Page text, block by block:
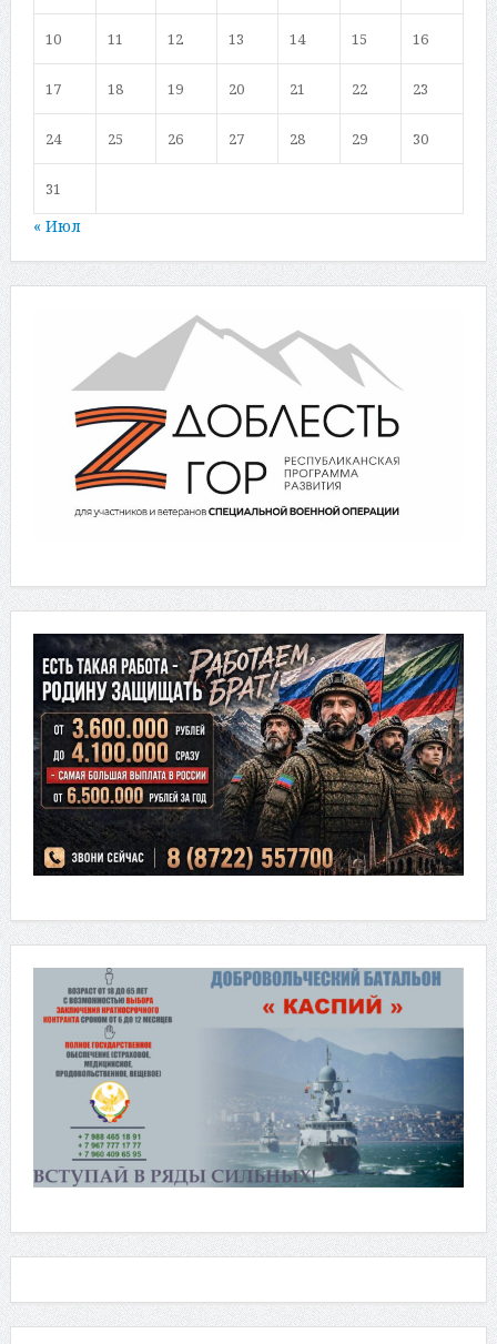
10 11 12 13 14 15 16
17 18 19 20 21 22 23
24 25 26 27 28 29 30
31
« Июл